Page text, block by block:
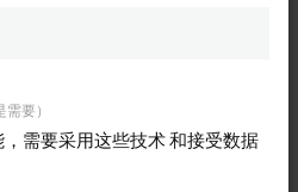
息
需要）
需要采用这些技术 和接受数据